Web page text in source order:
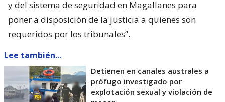
y del sistema de seguridad en Magallanes para
poner a disposición de la justicia a quienes son
requeridos por los tribunales”.
Lee también...
Detienen en canales australes a
prófugo investigado por
explotación sexual y violación de